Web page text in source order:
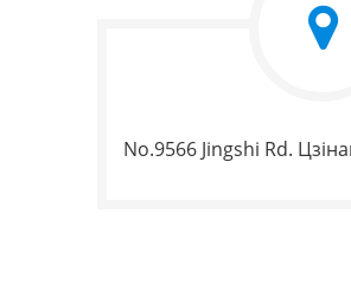
No.9566 Jingshi Rd.